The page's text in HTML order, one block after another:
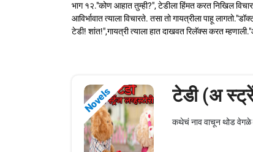
भाग १२."कोण आहात तुम्ही?", टेडीला हिंमत करत निखिल
आविर्भावात त्याला विचारते. तसा तो गायत्रीला पाहू
टेडी! शांत!",गायत्री त्याला हात दाखवत रिलॅक्स करत
Novels टेडी (अ
कथेचं नाव वाचून थोड वेगळे